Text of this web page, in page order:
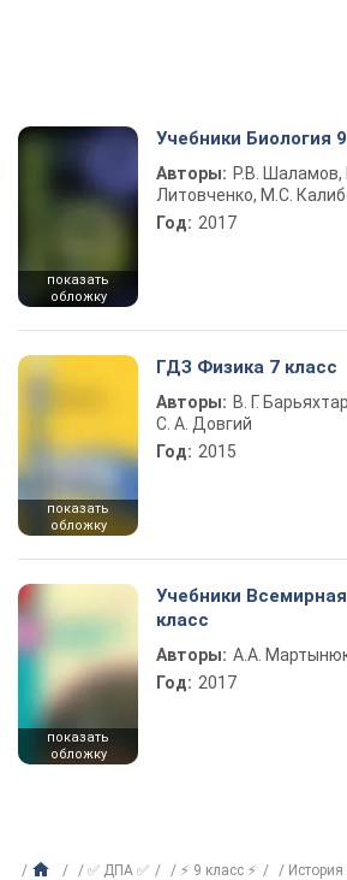
показать
обложку
Учебники Биология
Авторы: Р.В. Шаламов,
Литовченко, М.С.
Год: 2017
показать
обложку
ГДЗ Физика 7 класс
Авторы: В. Г.
С. А. Довгий
Год: 2015
показать
обложку
Учебники
класс
Авторы: А.А.
Год: 2017
✅ ДПА ✅ ⚡ 9 класс ⚡